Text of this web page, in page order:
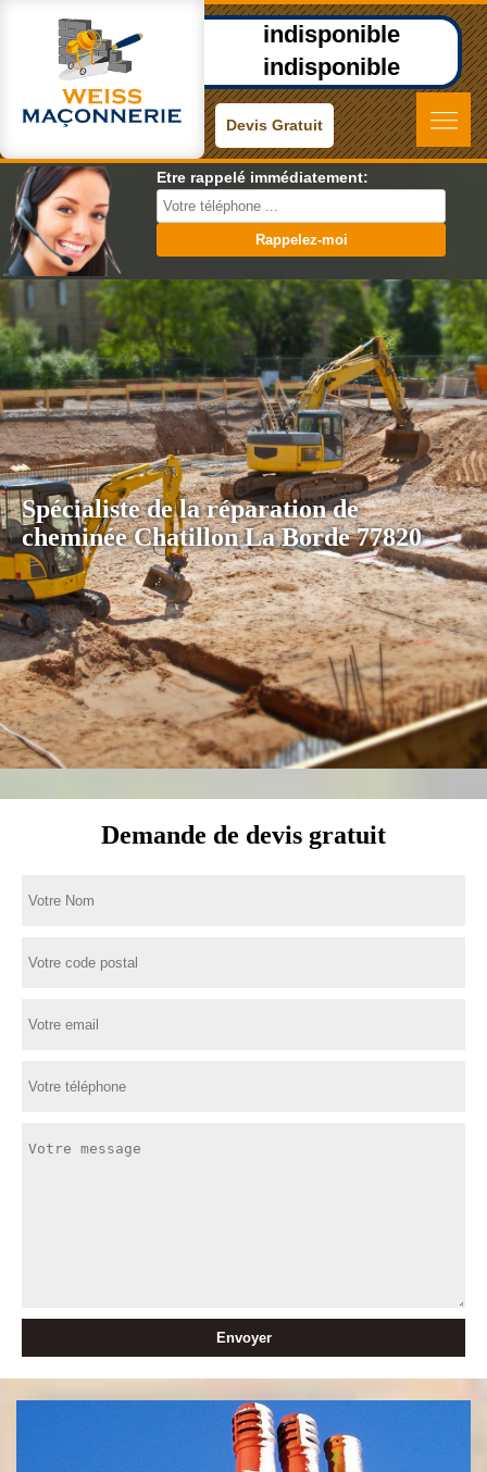
indisponible
indisponible
Devis Gratuit
Etre rappelé immédiatement:
Spécialiste de la réparation de
cheminée Chatillon La Borde 77820
Demande de devis gratuit